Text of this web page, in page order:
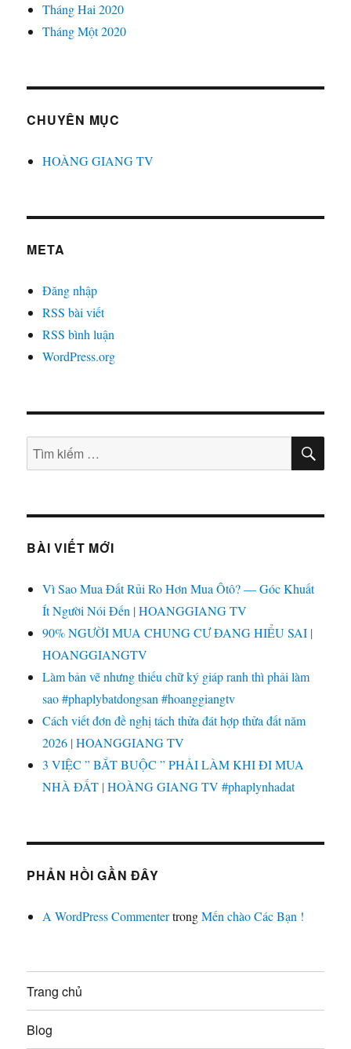
Tháng Hai 2020
Tháng Một 2020
CHUYÊN MỤC
HOÀNG GIANG TV
META
Đăng nhập
RSS bài viết
RSS bình luận
WordPress.org
Tìm
kiếm:
TÌM
BÀI VIẾT MỚI
Vì Sao Mua Đất Rủi Ro Hơn Mua Ôtô? — Góc Khuất
Ít Người Nói Đến | HOANGGIANG TV
90% NGƯỜI MUA CHUNG CƯ ĐANG HIỂU SAI |
HOANGGIANGTV
Làm bản vẽ nhưng thiếu chữ ký giáp ranh thì phải làm
sao #phaplybatdongsan #hoanggiangtv
Cách viết đơn đề nghị tách thửa đát hợp thửa đất năm
2026 | HOANGGIANG TV
3 VIỆC ” BẮT BUỘC ” PHẢI LÀM KHI ĐI MUA
NHÀ ĐẤT | HOÀNG GIANG TV #phaplynhadat
PHẢN HỒI GẦN ĐÂY
A WordPress CommentertrongMến chào Các Bạn !
Trang chủ
Blog